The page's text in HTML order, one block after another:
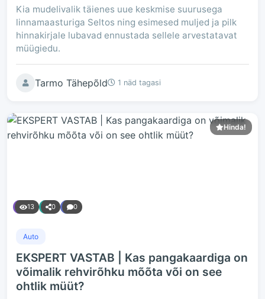
Kia mudelivalik täienes uue keskmise suurusega
linnamaasturiga Seltos ning esimesed muljed ja pilk
hinnakirjale lubavad ennustada sellele arvestatavat
müügiedu.
Tarmo Tähepõld 1 näd tagasi
Hinda!
13 0 0
Auto
EKSPERT VASTAB | Kas pangakaardiga on
võimalik rehvirõhku mõõta või on see
ohtlik müüt?